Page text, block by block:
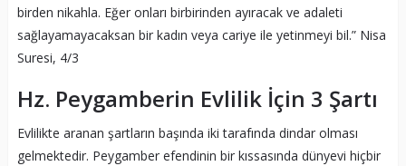
birden nikahla. Eğer onları birbirinden ayıracak ve adaleti
sağlayamayacaksan bir kadın veya cariye ile yetinmeyi bil.” Nisa
Suresi, 4/3
Hz. Peygamberin Evlilik İçin 3 Şartı
Evlilikte aranan şartların başında iki tarafında dindar olması
gelmektedir. Peygamber efendinin bir kıssasında dünyevi hiçbir